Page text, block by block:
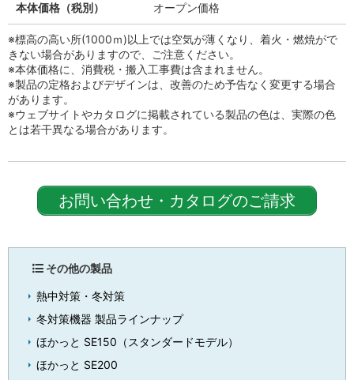
本体価格（税別） オープン価格
※標高の高い所(1000ｍ)以上では空気が薄くなり、着火・燃焼がで
きない場合がありますので、ご注意ください。
※本体価格に、消費税・搬入工事費は含まれません。
※製品の定格およびデザインは、改善のため予告なく変更する場合
があります。
※ウェブサイトやカタログに掲載されている製品の色は、実際の色
とは若干異なる場合があります。
お問い合わせ・カタログのご請求
その他の製品
熱中対策・冬対策
冬対策機器 製品ラインナップ
ほかっと SE150（スタンダードモデル）
ほかっと SE200